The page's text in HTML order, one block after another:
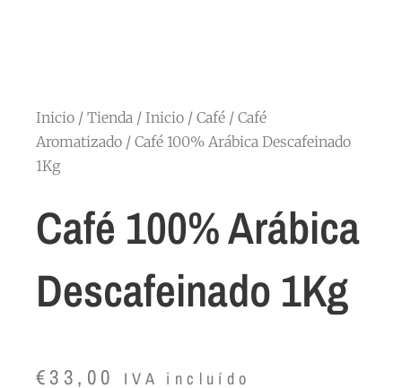
Inicio / Tienda / Inicio / Café / Café
Aromatizado / Café 100% Arábica Descafeinado
1Kg
Café 100% Arábica
Descafeinado 1Kg
€33,00 IVA incluído